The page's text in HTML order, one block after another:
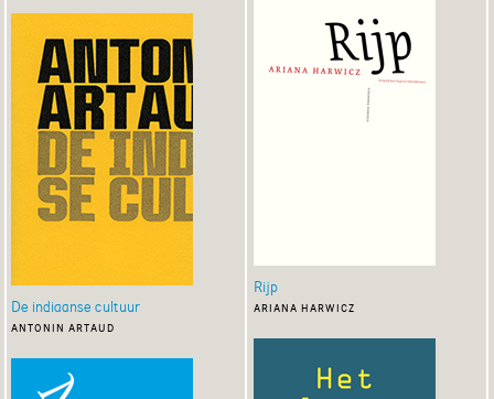
De indiaanse cultuur
antonin artaud
Rijp
ariana harwicz